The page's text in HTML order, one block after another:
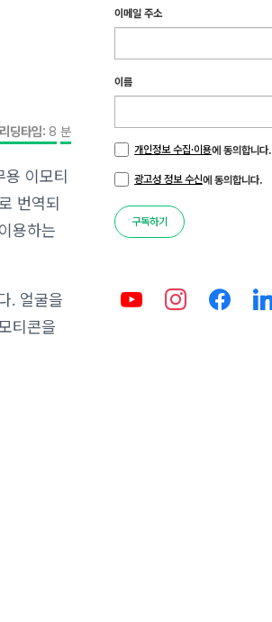
리딩타임: 8 분
용 이모티
번역되
용하는
. 얼굴을
티콘을
이메일 주소
이름
개인정보 수집·이용에 동의합니다.
광고성 정보 수신에 동의합니다.
구독하기